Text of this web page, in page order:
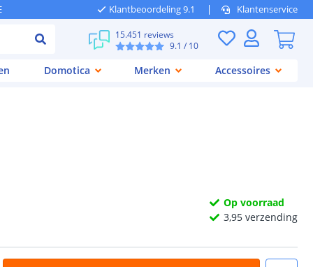
Klantbeoordeling 9.1 Klantenservice
15.451 reviews
9.1 / 10
Domotica Merken Accessoires
Op voorraad
3,95 verzending